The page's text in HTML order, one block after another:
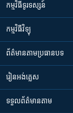
កម្មវិធី​ទូរទស្សន៍
កម្មវិធី​វិទ្យុ
ព័ត៌មាន​តាមប្រធានបទ​
រៀន​​អង់គ្លេស
ទទួល​ព័ត៌មាន​តាម